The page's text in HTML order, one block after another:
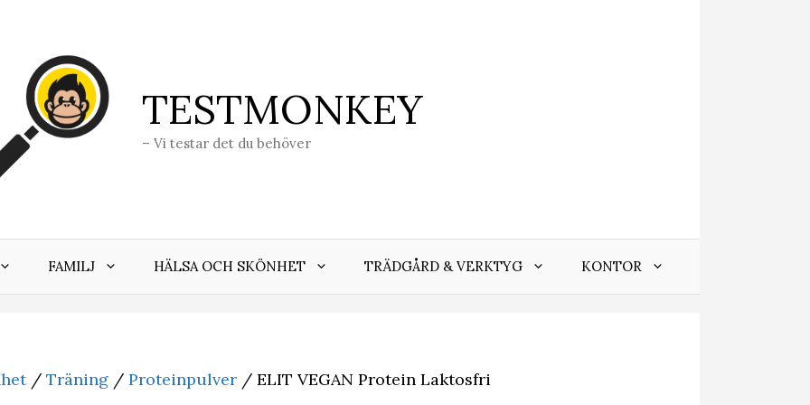
TESTMONKEY
– Vi testar det du behöver
FAMILJ HÄLSA OCH SKÖNHET TRÄDGÅRD & VERKTYG KONTOR
/ Träning / Proteinpulver / ELIT VEGAN Protein Laktosfri